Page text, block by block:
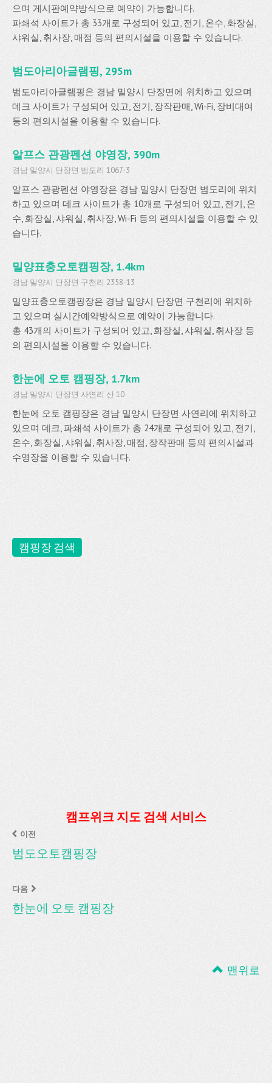
으며 게시판예약방식으로 예약이 가능합니다.
파쇄석 사이트가 총 33개로 구성되어 있고, 전기, 온수, 화장실,
샤워실, 취사장, 매점 등의 편의시설을 이용할 수 있습니다.
범도아리아글램핑, 295m
범도아리아글램핑은 경남 밀양시 단장면에 위치하고 있으며
데크 사이트가 구성되어 있고, 전기, 장작판매, Wi-Fi, 장비대여
등의 편의시설을 이용할 수 있습니다.
알프스 관광펜션 야영장, 390m
경남 밀양시 단장면 범도리 1067-3
알프스 관광펜션 야영장은 경남 밀양시 단장면 범도리에 위치
하고 있으며 데크 사이트가 총 10개로 구성되어 있고, 전기, 온
수, 화장실, 샤워실, 취사장, Wi-Fi 등의 편의시설을 이용할 수 있
습니다.
밀양표충오토캠핑장, 1.4km
경남 밀양시 단장면 구천리 2358-13
밀양표충오토캠핑장은 경남 밀양시 단장면 구천리에 위치하
고 있으며 실시간예약방식으로 예약이 가능합니다.
총 43개의 사이트가 구성되어 있고, 화장실, 샤워실, 취사장 등
의 편의시설을 이용할 수 있습니다.
한눈에 오토 캠핑장, 1.7km
경남 밀양시 단장면 사연리 산 10
한눈에 오토 캠핑장은 경남 밀양시 단장면 사연리에 위치하고
있으며 데크, 파쇄석 사이트가 총 24개로 구성되어 있고, 전기,
온수, 화장실, 샤워실, 취사장, 매점, 장작판매 등의 편의시설과
수영장을 이용할 수 있습니다.
캠핑장 검색
캠프위크 지도 검색 서비스
이전
범도오토캠핑장
다음
한눈에 오토 캠핑장
맨위로